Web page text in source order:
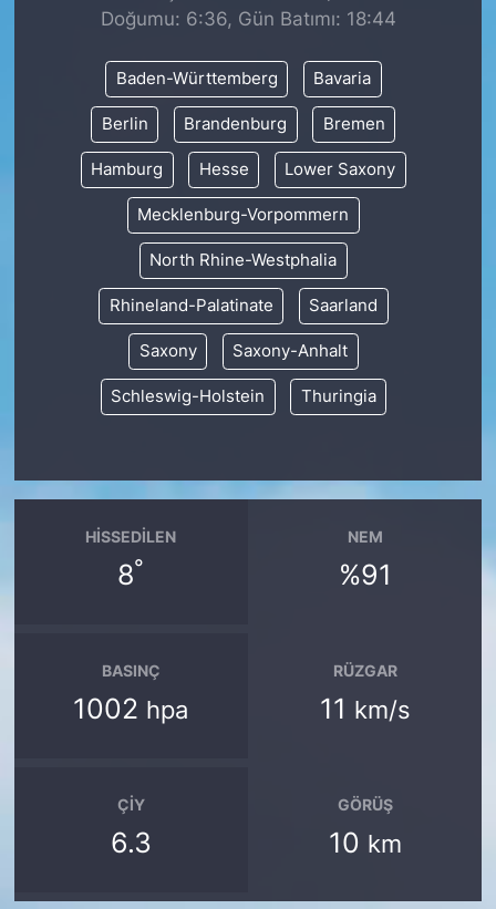
Doğumu: 6:36, Gün Batımı: 18:44
Baden-Württemberg Bavaria
Berlin Brandenburg Bremen
Hamburg Hesse Lower Saxony
Mecklenburg-Vorpommern
North Rhine-Westphalia
Rhineland-Palatinate Saarland
Saxony Saxony-Anhalt
Schleswig-Holstein Thuringia
HISSEDILEN
8°
NEM
%91
BASINÇ
1002 hpa
RÜZGAR
11 km/s
ÇIY
6.3
GÖRÜŞ
10 km